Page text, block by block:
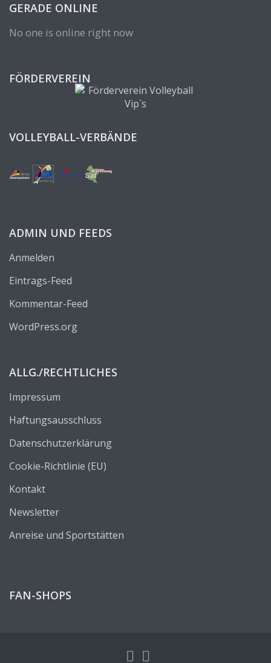
GERADE ONLINE
No one is online right now
FÖRDERVEREIN
VOLLEYBALL-VERBÄNDE
ADMIN UND FEEDS
Anmelden
Eintrags-Feed
Kommentar-Feed
WordPress.org
ALLG./RECHTLICHES
Impressum
Haftungsausschluss
Datenschutzerklärung
Cookie-Richtlinie (EU)
Kontakt
Newsletter
Anreise und Sportstätten
FAN-SHOPS